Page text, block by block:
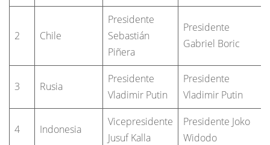
2 Chile
Presidente
Sebastián
Piñera
Presidente
Gabriel Boric
3 Rusia
Presidente
Vladimir Putin
Presidente
Vladimir Putin
4 Indonesia
Vicepresidente
Jusuf Kalla
Presidente Joko
Widodo